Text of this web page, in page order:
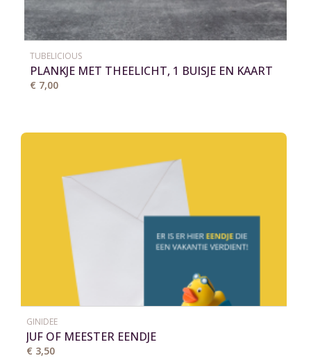
TUBELICIOUS
PLANKJE MET THEELICHT, 1 BUISJE EN KAART
€ 7,00
GINIDEE
JUF OF MEESTER EENDJE
€ 3,50